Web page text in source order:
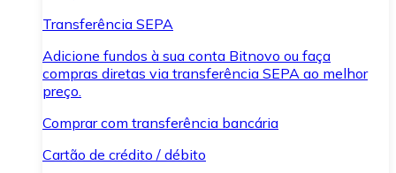
Transferência SEPA
Adicione fundos à sua conta Bitnovo ou faça
compras diretas via transferência SEPA ao melhor
preço.
Comprar com transferência bancária
Cartão de crédito / débito